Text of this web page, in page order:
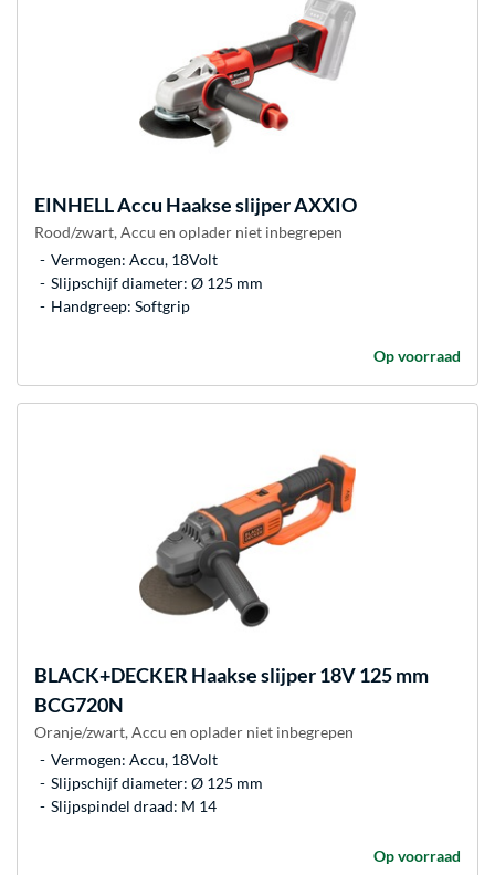
EINHELLAccu Haakse slijper AXXIO
Rood/zwart, Accu en oplader niet inbegrepen
Vermogen: Accu, 18Volt
Slijpschijf diameter: Ø 125 mm
Handgreep: Softgrip
Op voorraad
BLACK+DECKER Haakse slijper 18V 125 mm
BCG720N
Oranje/zwart, Accu en oplader niet inbegrepen
Vermogen: Accu, 18Volt
Slijpschijf diameter: Ø 125 mm
Slijpspindel draad: M 14
Op voorraad